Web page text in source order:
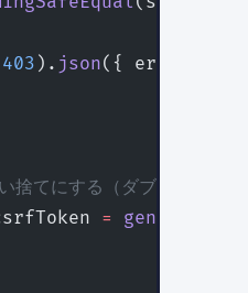
403 ). json({ error:
捨てにする（ダブルサブミ
=